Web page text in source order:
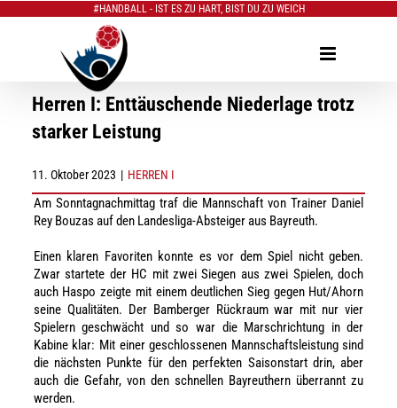
#HANDBALL - IST ES ZU HART, BIST DU ZU WEICH
Herren I: Enttäuschende Niederlage trotz
starker Leistung
11. Oktober 2023 | HERREN I
Am Sonntagnachmittag traf die Mannschaft von Trainer Daniel
Rey Bouzas auf den Landesliga-Absteiger aus Bayreuth.
Einen klaren Favoriten konnte es vor dem Spiel nicht geben.
Zwar startete der HC mit zwei Siegen aus zwei Spielen, doch
auch Haspo zeigte mit einem deutlichen Sieg gegen Hut/Ahorn
seine Qualitäten. Der Bamberger Rückraum war mit nur vier
Spielern geschwächt und so war die Marschrichtung in der
Kabine klar: Mit einer geschlossenen Mannschaftsleistung sind
die nächsten Punkte für den perfekten Saisonstart drin, aber
auch die Gefahr, von den schnellen Bayreuthern überrannt zu
werden.